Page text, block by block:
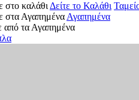
στο καλάθι Δείτε το Καλάθι
στα Αγαπημένα Αγαπημένα
από τα Αγαπημένα